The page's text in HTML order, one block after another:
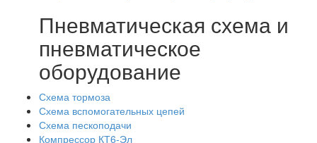
Пневматическая схема и
пневматическое
оборудование
Схема тормоза
Схема вспомогательных цепей
Схема пескоподачи
Компрессор КТ6-Эл